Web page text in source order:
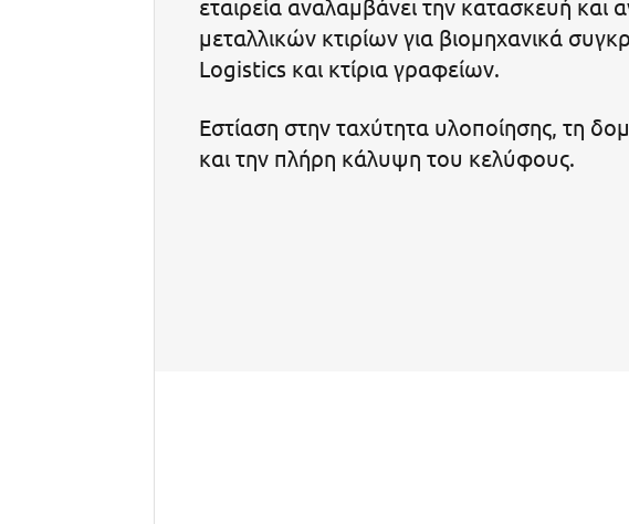
εταιρεία αναλαμβάνει την κατασκευή και
μεταλλικών κτιρίων για βιομηχανικά
Logistics και κτίρια γραφείων.
Εστίαση στην ταχύτητα υλοποίησης, τη
και την πλήρη κάλυψη του κελύφους.